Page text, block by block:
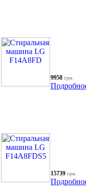
9958 грн.
15739 грн.